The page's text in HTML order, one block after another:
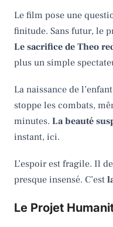
Le film pose une
finitude. Sans futur, le
Le sacrifice de Theo
plus un simple
La naissance de
stoppe les combats,
minutes. La beauté
instant, ici.
L’espoir est fragile. Il
presque insensé. C’est
Le Projet